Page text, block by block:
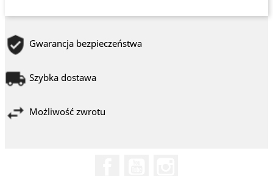
Gwarancja bezpieczeństwa
Szybka dostawa
Możliwość zwrotu